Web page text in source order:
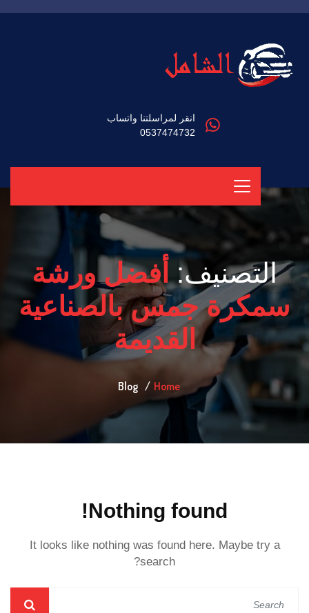
انقر لمراسلتنا واتساب
0537474732
التصنيف: أفضل ورشة
سمكرة جمس بالصناعية
القديمة
Home
Blog
Nothing found!
It looks like nothing was found here. Maybe try a
search?